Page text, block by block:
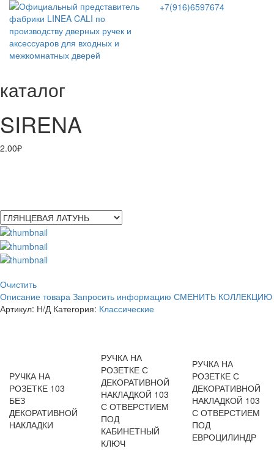
+7(916)6597674
каталог
SIRENA
2.00₽
Очистить
Описание товара Запросить информацию СМЕНИТЬ КОЛЛЕКЦИЮ
Артикул: Н/Д Категория: Классические
РУЧКА НА
РОЗЕТКЕ 103
БЕЗ
ДЕКОРАТИВНОЙ
НАКЛАДКИ
РУЧКА НА
РОЗЕТКЕ С
ДЕКОРАТИВНОЙ
НАКЛАДКОЙ 103
С ОТВЕРСТИЕМ
ПОД
КАБИНЕТНЫЙ
КЛЮЧ
РУЧКА НА
РОЗЕТКЕ С
ДЕКОРАТИВНОЙ
НАКЛАДКОЙ 103
С ОТВЕРСТИЕМ
ПОД
ЕВРОЦИЛИНДР